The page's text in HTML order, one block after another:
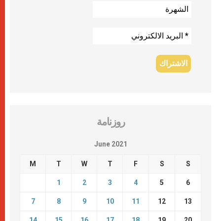
روزنامة
June 2021
M T W T F S S
1 2 3 4 5 6
7 8 9 10 11 12 13